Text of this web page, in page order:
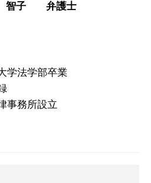
智子 弁護士
学法学部卒業
事務所設立